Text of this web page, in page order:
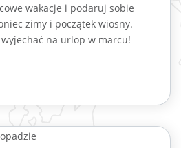
wakacje i podaruj sobie
zimy i początek wiosny.
na urlop w marcu!